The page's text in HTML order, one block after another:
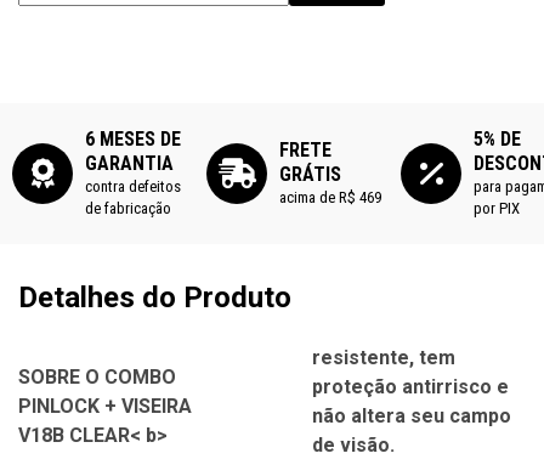
6 MESES DE
GARANTIA
contra defeitos
de fabricação
FRETE
GRÁTIS
acima de R$ 469
5% DE
para
por PIX
Detalhes do Produto
SOBRE O COMBO
PINLOCK + VISEIRA
V18B CLEAR< b>
resistente, tem
proteção antirrisco e
não altera seu campo
de visão.